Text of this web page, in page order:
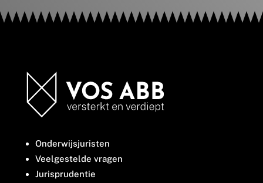
Onderwijsjuristen
Veelgestelde vragen
Jurisprudentie